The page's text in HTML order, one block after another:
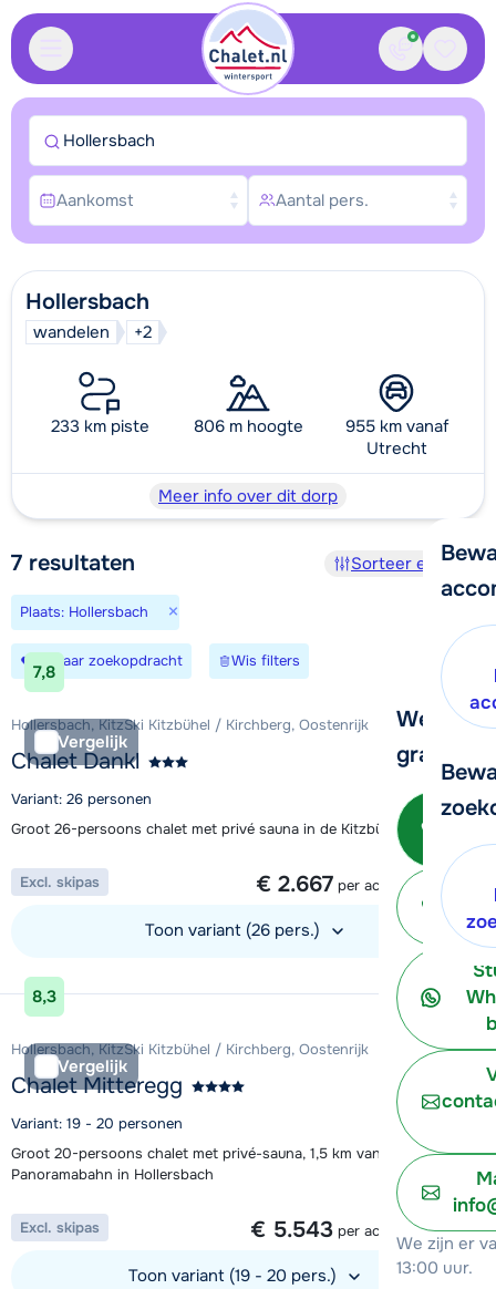
Contact
We
graag
Bel
-
We zijn er
13:00 uur.
Hollersbach
wandelen +2
233 km piste 806 m hoogte
955 km vanaf
Utrecht
Meer info over dit dorp
7 resultaten Sorteer en filter
Plaats: Hollersbach ×
Bewaar zoekopdracht Wis filters
7,8
Vergelijk
Hollersbach, KitzSki Kitzbühel / Kirchberg, Oostenrijk
Chalet Dankl
Variant: 26 personen
Groot 26-persoons chalet met privé sauna in de Kitzbüheler Alpen
1 week vanaf
€ 2.667 per accommodatie
Excl. skipas
Toon variant (26 pers.)
Bekijk accommodatie
8,3
Vergelijk
Hollersbach, KitzSki Kitzbühel / Kirchberg, Oostenrijk
Chalet Mitteregg
Variant: 19 - 20 personen
Groot 20-persoons chalet met privé-sauna, 1,5 km van de
Panoramabahn in Hollersbach
1 week vanaf
€ 5.543 per accommodatie
Excl. skipas
Toon variant (19 - 20 pers.)
Hollersbach
Aankomst Aantal pers.